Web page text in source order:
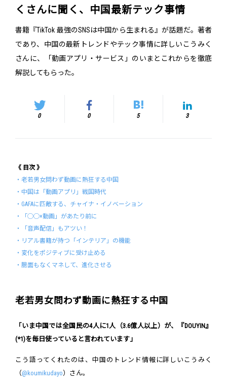
くさんに聞く、中国最新テック事情
書籍『TikTok 最強のSNSは中国から生まれる』が話題だ。著者
であり、中国の最新トレンドやテック事情に詳しいこうみく
さんに、「動画アプリ・サービス」のいまとこれからを徹底
解説してもらった。
0 0 5 3
《 目次 》
・老若男女問わず動画に熱狂する中国
・中国は「動画アプリ」戦国時代
・GAFAに匹敵する、チャイナ・イノベーション
・「◯◯×動画」があたり前に
・「音声配信」もアツい！
・リアル書籍が持つ「インテリア」の機能
・変化をポジティブに受け止める
・臆面もなくマネして、進化させる
老若男女問わず動画に熱狂する中国
「いま中国では全国民の4人に1人（3.6億人以上）が、
『DOUYIN』
(*1)を毎日使っていると言われています」
こう語ってくれたのは、中国のトレンド情報に詳しいこうみく
（@koumikudayo）さん。